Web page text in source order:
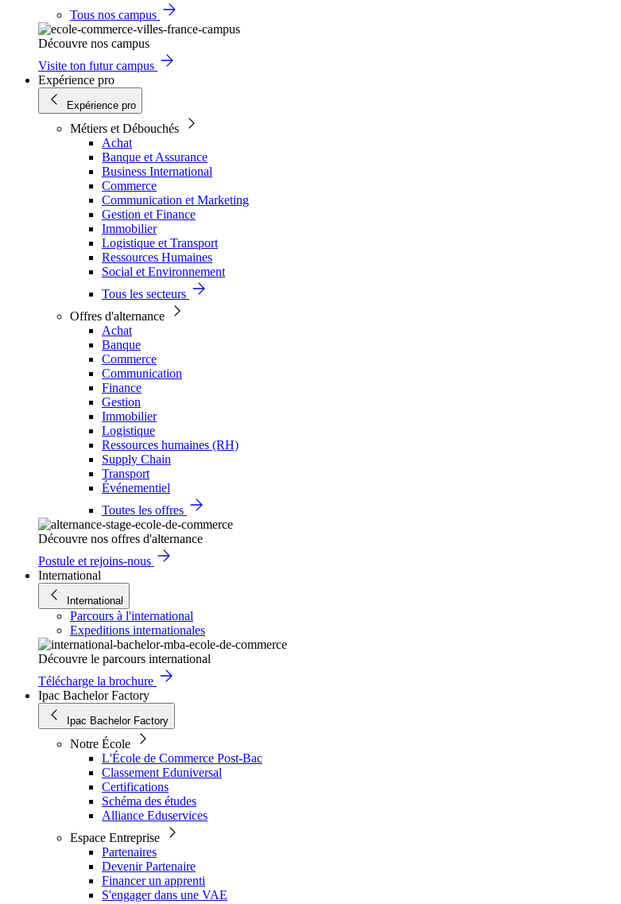
Tous nos campus
Découvre nos campus
Visite ton futur campus
Expérience pro
Expérience pro
Métiers et Débouchés
Achat
Banque et Assurance
Business International
Commerce
Communication et Marketing
Gestion et Finance
Immobilier
Logistique et Transport
Ressources Humaines
Social et Environnement
Tous les secteurs
Offres d'alternance
Achat
Banque
Commerce
Communication
Finance
Gestion
Immobilier
Logistique
Ressources humaines (RH)
Supply Chain
Transport
Événementiel
Toutes les offres
Découvre nos offres d'alternance
Postule et rejoins-nous
International
International
Parcours à l'international
Expeditions internationales
Découvre le parcours international
Télécharge la brochure
Ipac Bachelor Factory
Ipac Bachelor Factory
Notre École
L'École de Commerce Post-Bac
Classement Eduniversal
Certifications
Schéma des études
Alliance Eduservices
Espace Entreprise
Partenaires
Devenir Partenaire
Financer un apprenti
S'engager dans une VAE